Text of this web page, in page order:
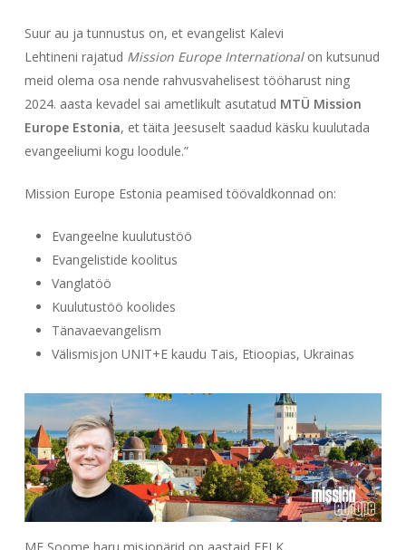
Suur au ja tunnustus on, et evangelist Kalevi
Lehtineni rajatud Mission Europe Internationalon kutsunud
meid olema osa nende rahvusvahelisest tööharust ning
2024. aasta kevadel sai ametlikult asutatud MTÜ Mission
Europe Estonia, et täita Jeesuselt saadud käsku kuulutada
evangeeliumi kogu loodule.”
Mission Europe Estonia peamised töövaldkonnad on:
Evangeelne kuulutustöö
Evangelistide koolitus
Vanglatöö
Kuulutustöö koolides
Tänavaevangelism
Välismisjon UNIT+E kaudu Tais, Etioopias, Ukrainas
ME Soome haru misjonärid on aastaid EELK